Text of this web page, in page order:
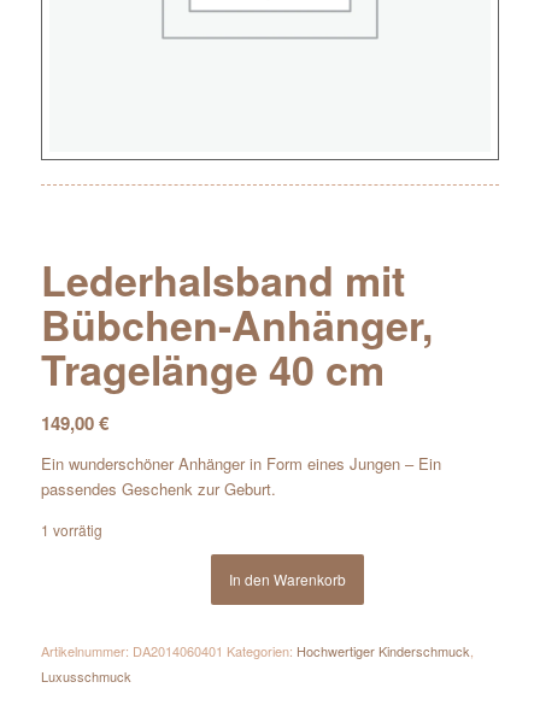
Lederhalsband mit
Bübchen-Anhänger,
Tragelänge 40 cm
149,00€
Ein wunderschöner Anhänger in Form eines Jungen – Ein
passendes Geschenk zur Geburt.
1 vorrätig
In den Warenkorb
Artikelnummer: DA2014060401 Kategorien: Hochwertiger Kinderschmuck
Luxusschmuck